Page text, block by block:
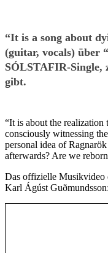
“It is a song about
(guitar, vocals) über
SÓLSTAFIR-Single,
gibt.
“It is about the
consciously witnessing
personal idea of
afterwards? Are we
Das offizielle Musikvideo
Karl Ágúst Guðmundsson: